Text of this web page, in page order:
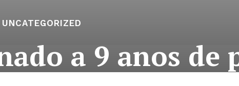
UNCATEGORIZED
a 9 anos de